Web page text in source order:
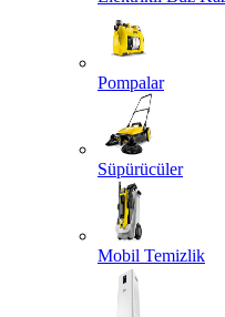
Pompalar
Süpürücüler
Mobil Temizlik